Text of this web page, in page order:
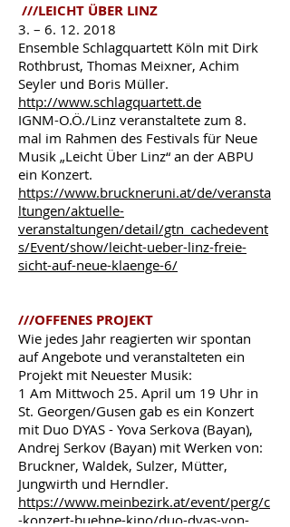
///LEICHT ÜBER LINZ
3. – 6. 12. 2018
Ensemble Schlagquartett Köln mit Dirk
Rothbrust, Thomas Meixner, Achim
Seyler und Boris Müller.
http://www.schlagquartett.de
IGNM-O.Ö./Linz veranstaltete zum 8.
mal im Rahmen des Festivals für Neue
Musik „Leicht Über Linz“ an der ABPU
ein Konzert.
https://www.bruckneruni.at/de/veransta
ltungen/aktuelle-
veranstaltungen/detail/gtn_cachedevent
s/Event/show/leicht-ueber-linz-freie-
sicht-auf-neue-klaenge-6/
///OFFENES PROJEKT
Wie jedes Jahr reagierten wir spontan
auf Angebote und veranstalteten ein
Projekt mit Neuester Musik:
1 Am Mittwoch 25. April um 19 Uhr in
St. Georgen/Gusen gab es ein Konzert
mit Duo DYAS - Yova Serkova (Bayan),
Andrej Serkov (Bayan) mit Werken von:
Bruckner, Waldek, Sulzer, Mütter,
Jungwirth und Herndler.
https://www.meinbezirk.at/event/perg/c
-konzert-buehne-kino/duo-dyas-von-